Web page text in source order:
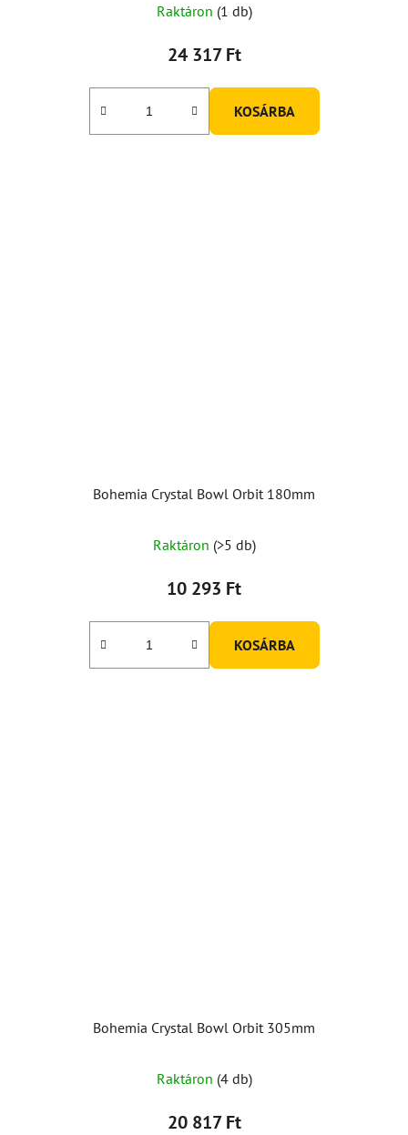
Raktáron (1 db)
24 317 Ft
KOSÁRBA
Bohemia Crystal Bowl Orbit 180mm
Raktáron (>5 db)
10 293 Ft
KOSÁRBA
Bohemia Crystal Bowl Orbit 305mm
termék
átlagos
Raktáron (4 db)
20 817 Ft